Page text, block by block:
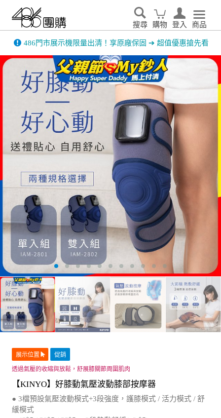
搜尋 購物 登入 商品
486門市展示機限量出清！享原廠保固 ➔ 超值優惠搶先看
展示位置 促銷
透過氣壓的收縮與放鬆，舒展膝關節周圍肌肉
【KINYO】好膝動氣壓波動膝部按摩器
● 3檔預設氣壓波動模式+3段強度，護膝模式 / 活力模式 / 舒
緩模式